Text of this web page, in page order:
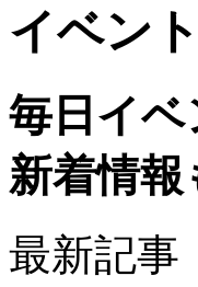
イベン
毎日イ
新着情
最新記事